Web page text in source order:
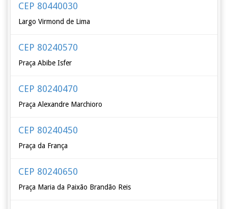
CEP 80440030
Largo Virmond de Lima
CEP 80240570
Praça Abibe Isfer
CEP 80240470
Praça Alexandre Marchioro
CEP 80240450
Praça da França
CEP 80240650
Praça Maria da Paixão Brandão Reis